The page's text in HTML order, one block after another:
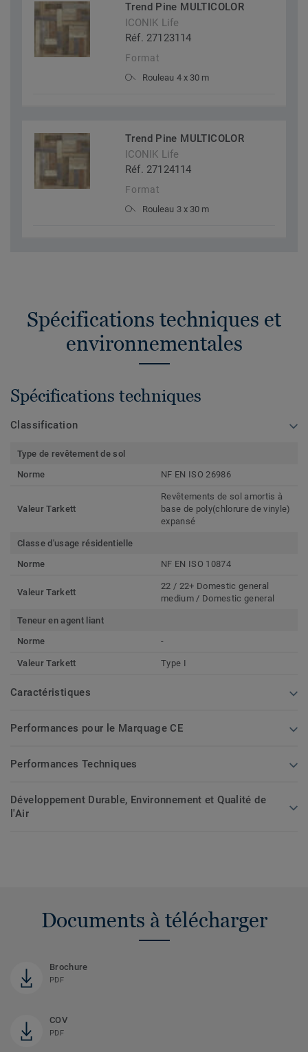
Trend Pine MULTICOLOR
ICONIK Life
Réf. 27123114
Format
Rouleau 4 x 30 m
Trend Pine MULTICOLOR
ICONIK Life
Réf. 27124114
Format
Rouleau 3 x 30 m
Spécifications techniques et
environnementales
Spécifications techniques
Classification
Type de revêtement de sol
Norme
NF EN ISO 26986
Valeur Tarkett
Revêtements de sol amortis à
base de poly(chlorure de vinyle)
expansé
Classe d'usage résidentielle
Norme
NF EN ISO 10874
Valeur Tarkett
22 / 22+ Domestic general
medium / Domestic general
Teneur en agent liant
Norme
-
Valeur Tarkett Type I
Caractéristiques
Performances pour le Marquage CE
Performances Techniques
Développement Durable, Environnement et Qualité de
l'Air
Documents à télécharger
Brochure
PDF
COV
PDF